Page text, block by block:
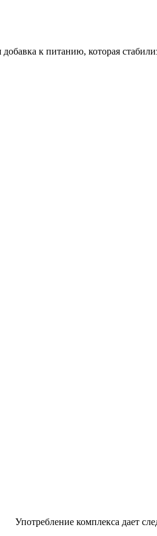
к питанию, которая
Употребление комплекса дает